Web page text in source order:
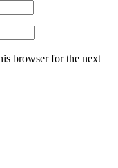
browser for the next